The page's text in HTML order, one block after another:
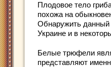
Плодовое тело
похожа на
Обнаружить
Украине и в
Белые трюфели
представляют